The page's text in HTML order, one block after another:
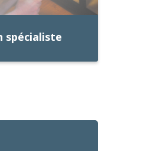
spécialiste